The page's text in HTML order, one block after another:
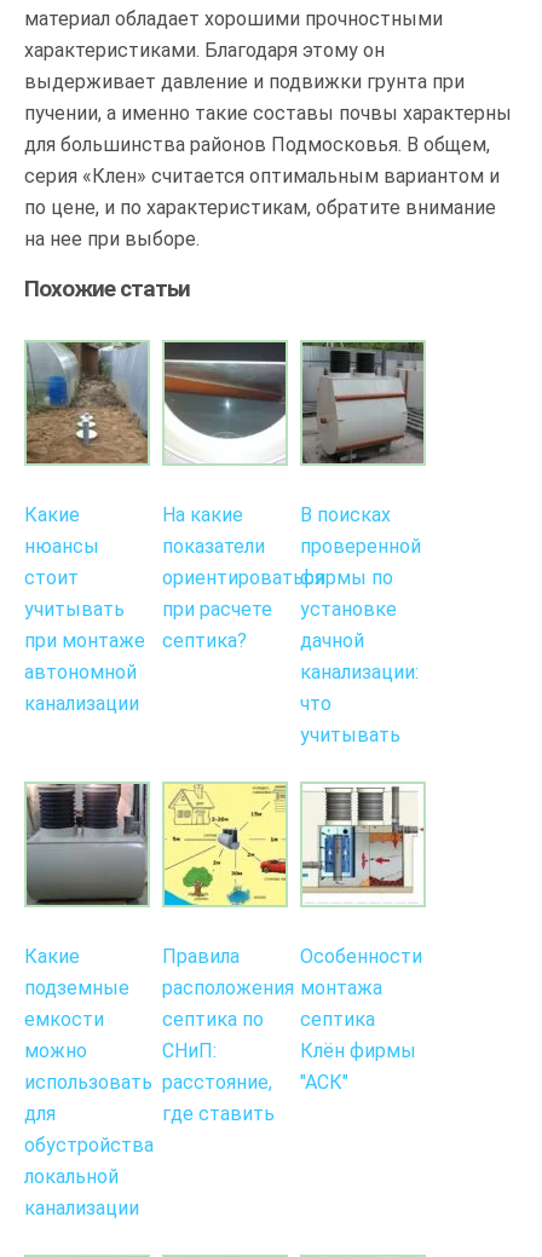
материал обладает хорошими прочностными
характеристиками. Благодаря этому он
выдерживает давление и подвижки грунта при
пучении, а именно такие составы почвы характерны
для большинства районов Подмосковья. В общем,
серия «Клен» считается оптимальным вариантом и
по цене, и по характеристикам, обратите внимание
на нее при выборе.
Похожие статьи
Какие
нюансы
стоит
учитывать
при монтаже
автономной
канализации
На какие
показатели
ориентироваться
при расчете
септика?
В поисках
проверенной
фирмы по
установке
дачной
канализации:
что
учитывать
Какие
подземные
емкости
можно
использовать
для
обустройства
локальной
канализации
Правила
расположения
септика по
СНиП:
расстояние,
где ставить
Особенности
монтажа
септика
Клён фирмы
"АСК"